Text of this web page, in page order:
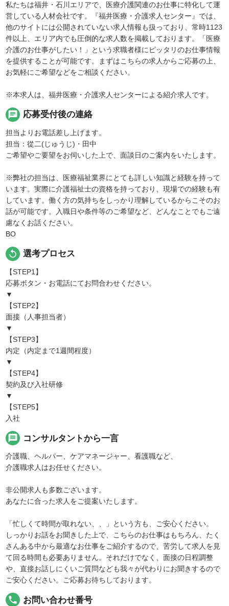
私たちは福井・石川エリアで、医療介護関連のお仕事に特化して運
営している人材会社です。『福井医療・介護求人センター』では、
他のサイトには公開されていない求人情報も扱っており、常時1123
件以上、エリア内でも圧倒的な求人数を掲載しております。「医療
介護のお仕事がしたい！」という求職者様にピッタリのお仕事情報
を提供することが可能です。まずはこちらの求人からご応募の上、
お気軽にご希望などをご相談ください。
※本求人は、福井医療・介護求人センターによる紹介求人です。
chat 応募受付後の連絡
担当よりお電話差し上げます。
担当：從二(じゅうじ)・田中
ご希望やご要望をお伺いした上で、面談日のご案内をいたします。
※弊社の担当は、医療福祉業界にとても詳しい知識と経験を持って
います。実際に介護福祉士の資格を持っており、現場での経験も有
しています。働く方の気持ちをしっかり理解しているからこそのお
話が可能です。入職日や条件等のご希望など、どんなことでもご遠
慮なくお話ください。
BO
replay 選考プロセス
【STEP1】
応募ボタン・お電話にてお問合わせください。
▼
【STEP2】
面接（人事担当者）
▼
【STEP3】
内定（内定まで1週間程度）
▼
【STEP4】
契約及び入社研修
▼
【STEP5】
入社
message コンサルタントから一言
介護職、ヘルパー、ケアマネージャー、看護職など、
介護職求人はお任せください。
非公開求人も多数ございます。
あなたに合った求人をご提案いたします。
「忙しくて時間が取れない、、」という方も、ご安心ください。
しっかりお話をお聞きした上で、こちらのお仕事はもちろん、たく
さんある中から最適なお仕事をご紹介するので、苦労して求人を見
て回る時間も必要ありません。それだけでなく、面接の日程調整
や、直接お話しにくいご質問なども我々が代わりにお聞きするので
ご安心ください。ご応募お待ちしております。
local_phone お問い合わせ番号